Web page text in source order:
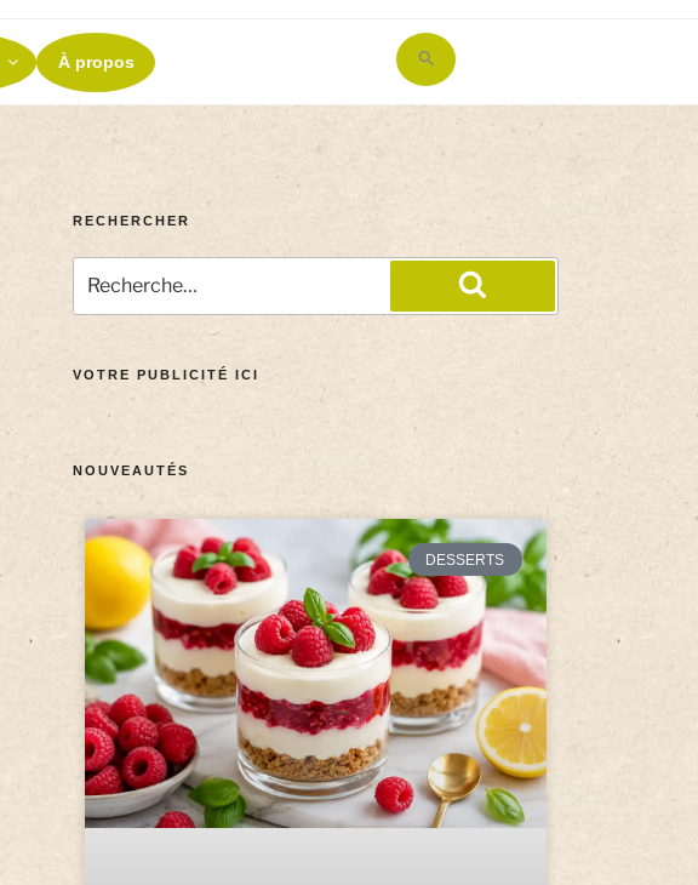
À propos
Search
for:
RECHERCHER
VOTRE PUBLICITÉ ICI
NOUVEAUTÉS
DESSERTS